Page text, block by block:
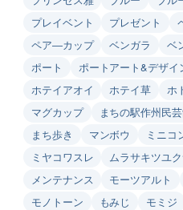
プレイベント
プレゼント
ペア―カップ
ベンガラ ベ
ポート
ポートアート&デザイ
ホテイアオイ
ホテイ草 ホ
マグカップ
まちの駅作州民
まち歩き
マンボウ ミニコ
ミヤコワスレ
ムラサキツユ
メンテナンス
モーツアルト
モノトーン
もみじ モミジ